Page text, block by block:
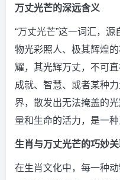
万丈光芒的深远含义
“万丈光芒”这一词汇，
物光彩照人、极其辉煌
耀，其光辉万丈，不可
成就、智慧、或者某种
界，散发出无法掩盖的
量和生命的活力，是一
生肖与万丈光芒的巧妙
在生肖文化中，每一种